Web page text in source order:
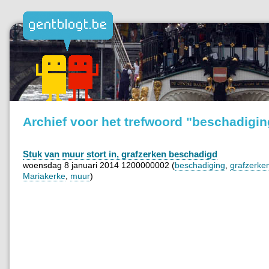
Archief voor het trefwoord
Stuk van muur stort in, grafzerken beschadigd
woensdag 8 januari 2014 1200000002 (beschadiging
Mariakerke muur)